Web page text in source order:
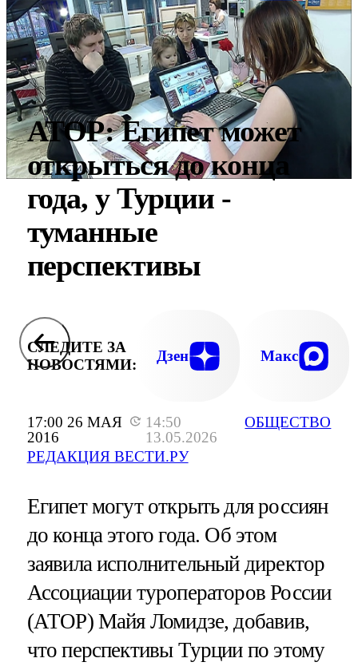
17:00 26 МАЯ
2016
14:50
13.05.2026
РЕДАКЦИЯ ВЕСТИ.РУ
ОБЩЕСТВО
АТОР: Египет может
открыться до конца
года, у Турции -
туманные
перспективы
СЛЕДИТЕ ЗА
НОВОСТЯМИ:
Дзен Макс
Египет могут открыть для россиян
до конца этого года. Об этом
заявила исполнительный директор
Ассоциации туроператоров России
(АТОР) Майя Ломидзе, добавив,
что перспективы Турции по этому